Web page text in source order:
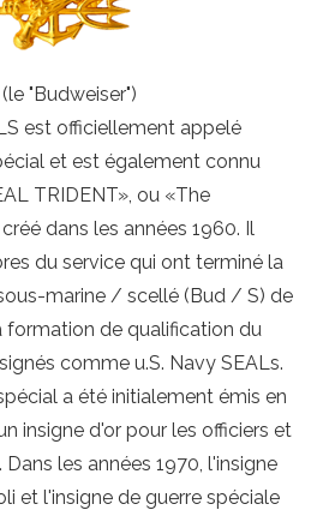
"Budweiser")
est officiellement appelé
et est également connu
TRIDENT», ou «The
dans les années 1960. Il
du service qui ont terminé la
marine / scellé (Bud / S) de
formation de qualification du
comme u.S. Navy SEALs.
a été initialement émis en
insigne d'or pour les officiers et
les années 1970, l'insigne
et l'insigne de guerre spéciale